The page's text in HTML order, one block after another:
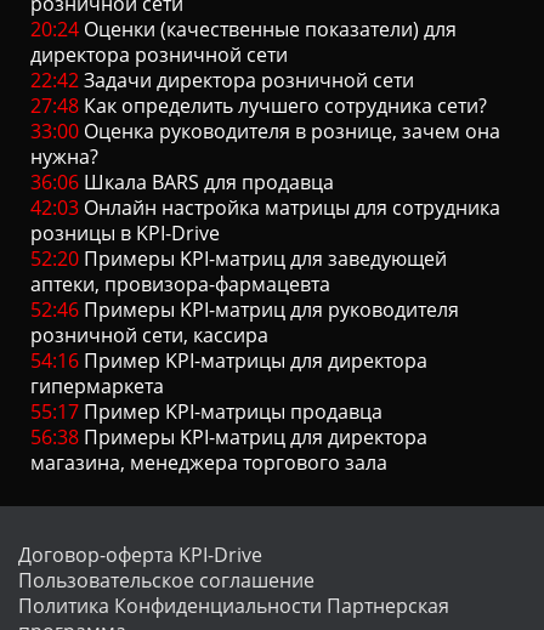
20:24 Оценки (качественные показатели) для
директора розничной сети
22:42Задачи директора розничной сети
27:48 Как определить лучшего сотрудника сети?
33:00 Оценка руководителя в рознице, зачем она
нужна?
36:06 Шкала BARS для продавца
42:03 Онлайн настройка матрицы для сотрудника
розницы в KPI-Drive
52:20 Примеры KPI-матриц для заведующей
аптеки, провизора-фармацевта
52:46 Примеры KPI-матриц для руководителя
розничной сети, кассира
54:16 Пример KPI-матрицы для директора
гипермаркета
55:17 Пример KPI-матрицы продавца
56:38 Примеры KPI-матриц для директора
магазина, менеджера торгового зала
Договор-оферта KPI-Drive
Пользовательское соглашение
Политика Конфиденциальности Партнерская